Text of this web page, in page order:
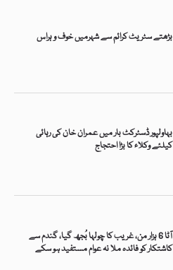
بڑھتے سٹریٹ کرائم سے شہرمیں خوف و ہراس
بہاولپور ڈسٹرکٹ بار میں عمران خان کی رہائی
کیلئے وکلاء کا بڑا احتجاج
آٹا 6 ہزار من، غریب کا چولہا بُجھ گیا، گندم سے
کاشتکار کو فائدہ ملا نہ عوام مستفید ہو سکے